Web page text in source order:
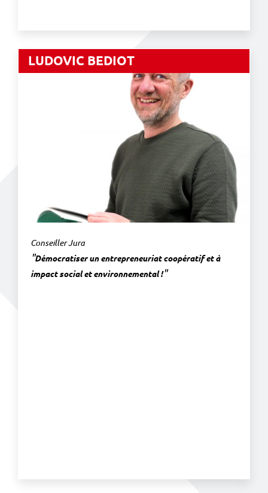
LUDOVIC BEDIOT
Conseiller Jura
"Démocratiser un entrepreneuriat coopératif et à
impact social et environnemental !"